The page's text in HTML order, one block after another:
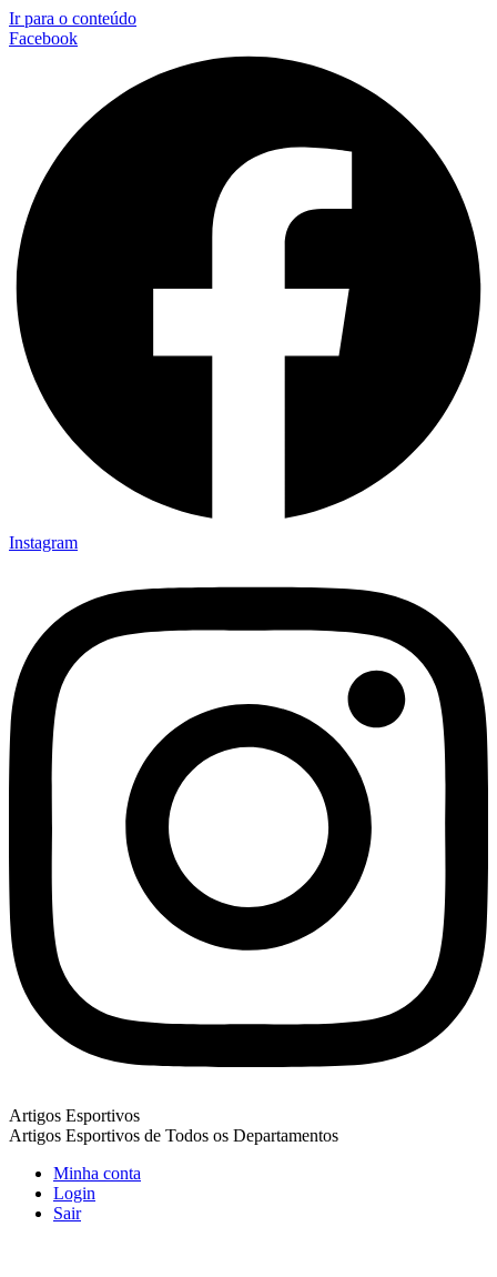
Ir para o conteúdo
Facebook
Instagram
Artigos Esportivos
Artigos Esportivos de Todos os Departamentos
Minha conta
Login
Sair